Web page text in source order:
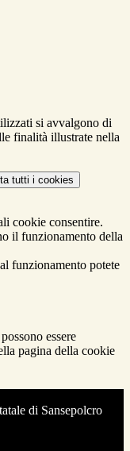
si avvalgono di
finalità illustrate nella
tutti i cookies
cookie consentire.
il funzionamento della
funzionamento potete
essere
pagina della cookie
di Sansepolcro